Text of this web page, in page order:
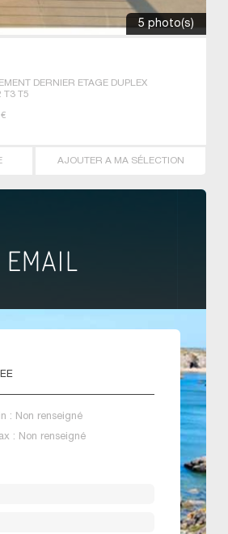
5 photo(s)
DERNIER ETAGE DUPLEX
T3 T5
€
AJOUTER A MA SÉLECTION
: Non renseigné
: Non renseigné